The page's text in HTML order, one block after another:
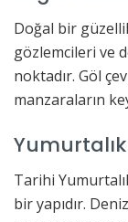
Doğal bir
gözlemcileri ve
noktadır. Göl
manzaraların
Tarihi
bir yapıdır.